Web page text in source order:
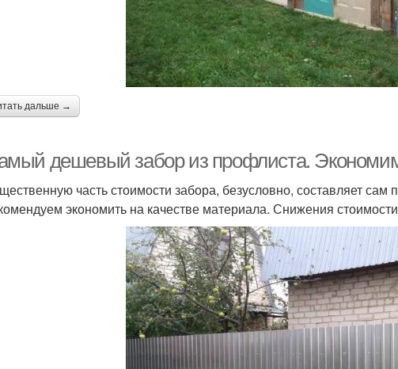
дальше →
дешевый забор из профлиста.
часть стоимости забора, безусловно, составляет
экономить на качестве материала. Снижения